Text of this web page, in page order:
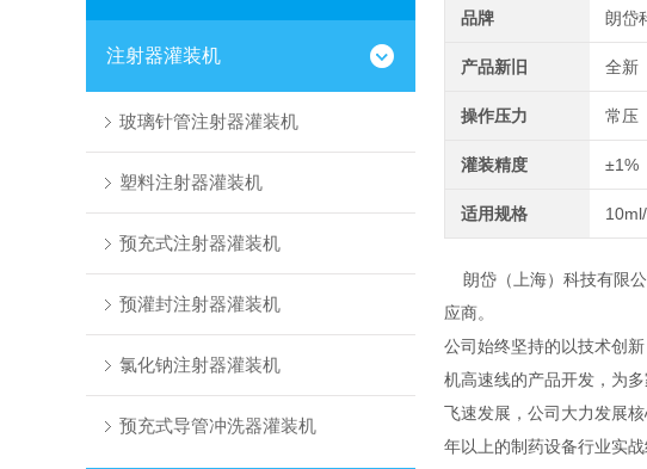
注射器灌装机
玻璃针管注射器灌装机
塑料注射器灌装机
预充式注射器灌装机
预灌封注射器灌装机
氯化钠注射器灌装机
预充式导管冲洗器灌装机
品牌 朗岱
产品新旧 全新
操作压力 常压
灌装精度 ±1%
适用规格
朗岱（上海）科技有限公
应商。
公司始终坚持的以技术创
机高速线的产品开发，为
飞速发展，公司大力发展
年以上的制药设备行业实战